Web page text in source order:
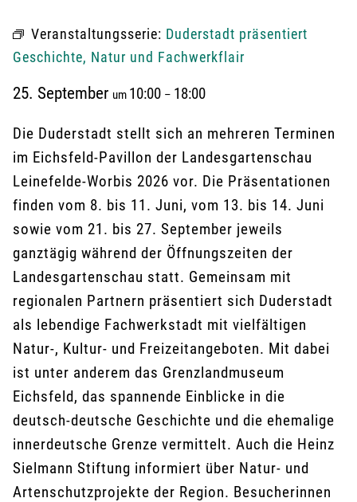
Veranstaltungsserie: Duderstadt präsentiert
Geschichte, Natur und Fachwerkflair
25. September um 10:00 – 18:00
Die Duderstadt stellt sich an mehreren Terminen
im Eichsfeld-Pavillon der Landesgartenschau
Leinefelde-Worbis 2026 vor. Die Präsentationen
finden vom 8. bis 11. Juni, vom 13. bis 14. Juni
sowie vom 21. bis 27. September jeweils
ganztägig während der Öffnungszeiten der
Landesgartenschau statt. Gemeinsam mit
regionalen Partnern präsentiert sich Duderstadt
als lebendige Fachwerkstadt mit vielfältigen
Natur-, Kultur- und Freizeitangeboten. Mit dabei
ist unter anderem das Grenzlandmuseum
Eichsfeld, das spannende Einblicke in die
deutsch-deutsche Geschichte und die ehemalige
innerdeutsche Grenze vermittelt. Auch die Heinz
Sielmann Stiftung informiert über Natur- und
Artenschutzprojekte der Region. Besucherinnen